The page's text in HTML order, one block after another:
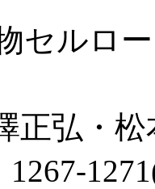
セルロ
弘・松